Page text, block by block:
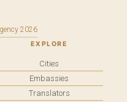
2026
EXPLORE
Cities
Embassies
Translators